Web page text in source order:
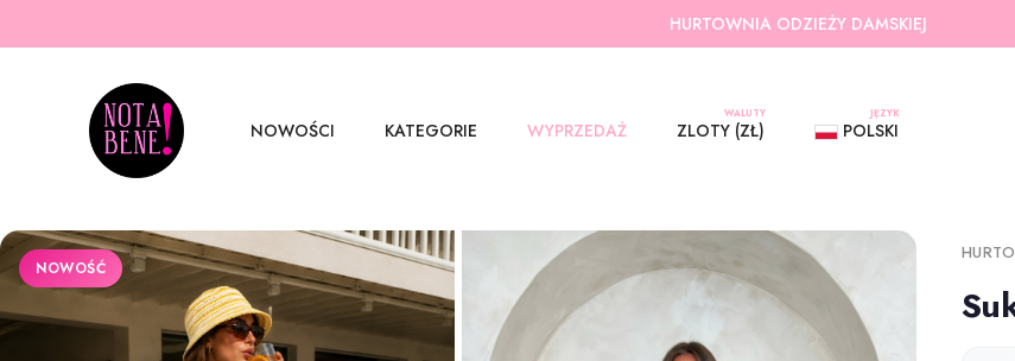
HURTOWNIA ODZIEŻY DAMSKIEJ
NOWOŚCI KATEGORIE WYPRZEDAŻ
WALUTY
ZLOTY (ZŁ)
JĘZYK
POLSKI
NOWOŚĆ